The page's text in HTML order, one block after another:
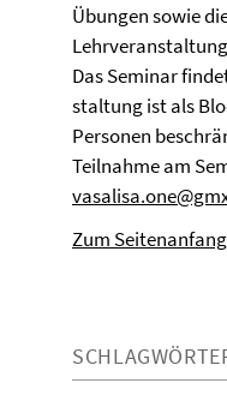
Übungen sowie
Das Seminar
staltung ist als
Personen
Teilnahme am
Zum Seitenanfang